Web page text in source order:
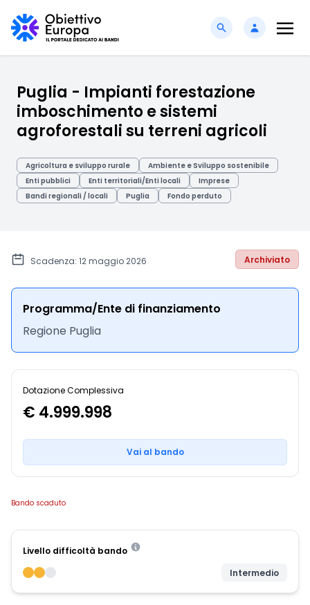
Puglia - Impianti forestazione
imboschimento e sistemi
agroforestali su terreni agricoli
Agricoltura e sviluppo rurale
Ambiente e Sviluppo sostenibile
Enti pubblici
Enti territoriali/Enti locali
Imprese
Bandi regionali / locali
Puglia Fondo perduto
Scadenza: 12 maggio 2026 Archiviato
Programma/Ente di finanziamento
Regione Puglia
Dotazione Complessiva
€ 4.999.998
Vai al bando
Bando scaduto
Livello difficoltà bando
Intermedio